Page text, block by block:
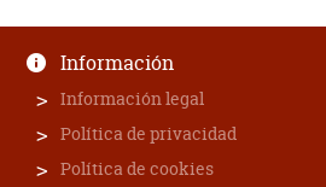
Información
Información legal
Política de privacidad
Política de cookies